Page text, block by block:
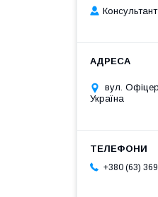
Консультант
вул.
Україна
+380 (63)